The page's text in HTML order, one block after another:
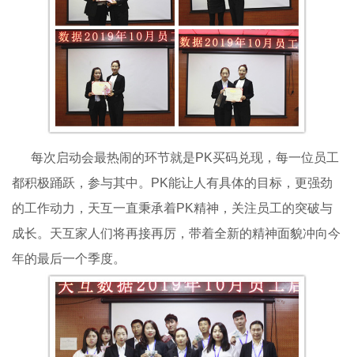
每次启动会最热闹的环节就是PK买码兑现，每一位员工
都积极踊跃，参与其中。PK能让人有具体的目标，更强劲
的工作动力，天互一直秉承着PK精神，关注员工的突破与
成长。天互家人们将再接再厉，带着全新的精神面貌冲向今
年的最后一个季度。